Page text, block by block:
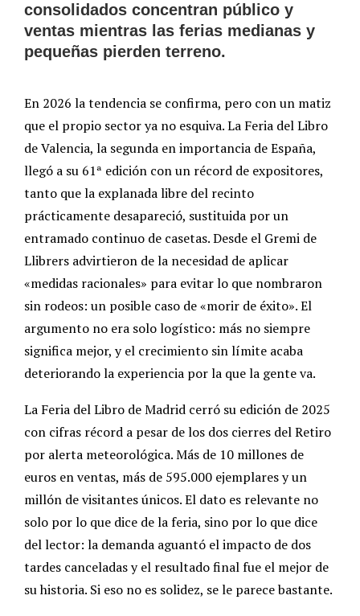
consolidados concentran público y
ventas mientras las ferias medianas y
pequeñas pierden terreno.
En 2026 la tendencia se confirma, pero con un matiz
que el propio sector ya no esquiva. La Feria del Libro
de Valencia, la segunda en importancia de España,
llegó a su 61ª edición con un récord de expositores,
tanto que la explanada libre del recinto
prácticamente desapareció, sustituida por un
entramado continuo de casetas. Desde el Gremi de
Llibrers advirtieron de la necesidad de aplicar
«medidas racionales» para evitar lo que nombraron
sin rodeos: un posible caso de «morir de éxito». El
argumento no era solo logístico: más no siempre
significa mejor, y el crecimiento sin límite acaba
deteriorando la experiencia por la que la gente va.
La Feria del Libro de Madrid cerró su edición de 2025
con cifras récord a pesar de los dos cierres del Retiro
por alerta meteorológica. Más de 10 millones de
euros en ventas, más de 595.000 ejemplares y un
millón de visitantes únicos. El dato es relevante no
solo por lo que dice de la feria, sino por lo que dice
del lector: la demanda aguantó el impacto de dos
tardes canceladas y el resultado final fue el mejor de
su historia. Si eso no es solidez, se le parece bastante.